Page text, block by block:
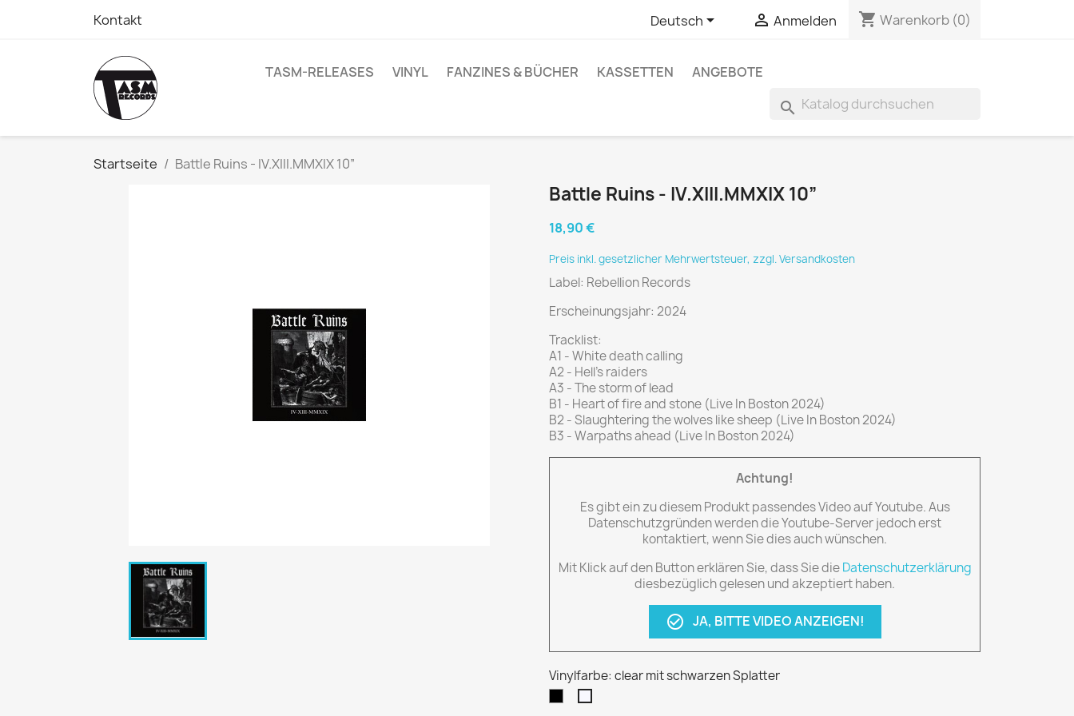
Kontakt Deutsch  Anmelden shopping_cart Warenkorb (0)
TASM-RELEASES VINYL FANZINES & BÜCHER KASSETTEN ANGEBOTE
search
Startseite Battle Ruins - IV.XIII.MMXIX 10”
Battle Ruins - IV.XIII.MMXIX 10”
18,90 €
Preis inkl. gesetzlicher Mehrwertsteuer, zzgl. Versandkosten
Label: Rebellion Records
Erscheinungsjahr: 2024
Tracklist:
A1 - White death calling
A2 - Hell's raiders
A3 - The storm of lead
B1 - Heart of fire and stone (Live In Boston 2024)
B2 - Slaughtering the wolves like sheep (Live In Boston 2024)
B3 - Warpaths ahead (Live In Boston 2024)
Achtung!
Es gibt ein zu diesem Produkt passendes Video auf Youtube. Aus
Datenschutzgründen werden die Youtube-Server jedoch erst
kontaktiert, wenn Sie dies auch wünschen.
Mit Klick auf den Button erklären Sie, dass Sie dieDatenschutzerklärung
diesbezüglich gelesen und akzeptiert haben.
check_circle_outline JA, BITTE VIDEO ANZEIGEN!
Vinylfarbe: clear mit schwarzen Splatter